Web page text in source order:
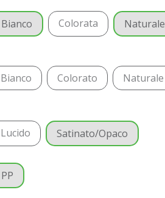
Bianco Colorata Naturale
Bianco Colorato Naturale
Lucido Satinato/Opaco
PP